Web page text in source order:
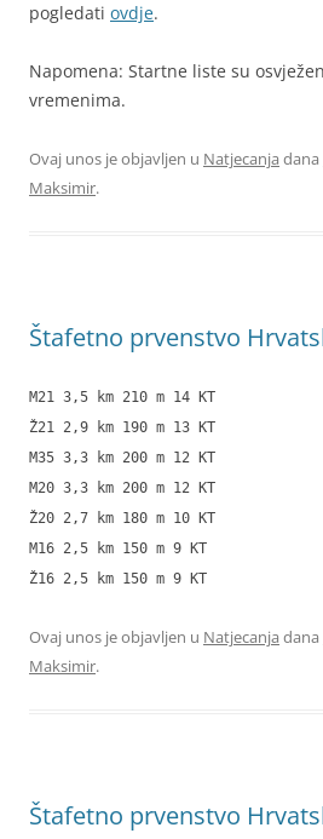
pogledati ovdje.
Napomena: Startne liste su
vremenima.
Ovaj unos je objavljen u Natjecanja dana
Maksimir.
Štafetno prvenstvo
M21 3,5 km 210 m 14 KT
Ž21 2,9 km 190 m 13 KT
M35 3,3 km 200 m 12 KT
M20 3,3 km 200 m 12 KT
Ž20 2,7 km 180 m 10 KT
M16 2,5 km 150 m 9 KT
Ž16 2,5 km 150 m 9 KT
Ovaj unos je objavljen u Natjecanja dana
Maksimir.
Štafetno prvenstvo